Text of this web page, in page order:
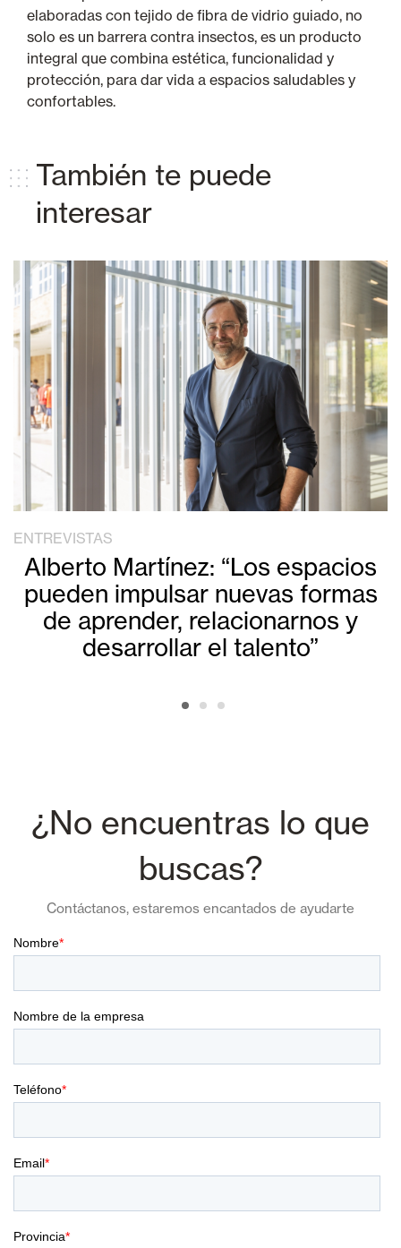
elaboradas con tejido de fibra de vidrio guiado, no
solo es un barrera contra insectos, es un producto
integral que combina estética, funcionalidad y
protección, para dar vida a espacios saludables y
confortables.
También te puede
interesar
ENTREVISTAS
Alberto Martínez: “Los espacios
pueden impulsar nuevas formas
de aprender, relacionarnos y
desarrollar el talento”
¿No encuentras lo que
buscas?
Contáctanos, estaremos encantados de ayudarte